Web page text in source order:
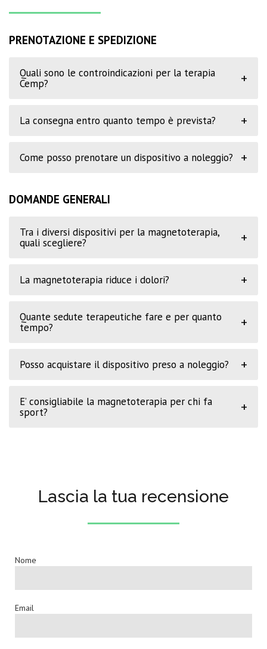
PRENOTAZIONE E SPEDIZIONE
Quali sono le controindicazioni per la terapia
Cemp?
+
La consegna entro quanto tempo è prevista? +
Come posso prenotare un dispositivo a noleggio? +
DOMANDE GENERALI
Tra i diversi dispositivi per la magnetoterapia,
quali scegliere?
+
La magnetoterapia riduce i dolori? +
Quante sedute terapeutiche fare e per quanto
tempo?
+
Posso acquistare il dispositivo preso a noleggio? +
E’ consigliabile la magnetoterapia per chi fa
sport?
+
Lascia la tua recensione
Nome
Email